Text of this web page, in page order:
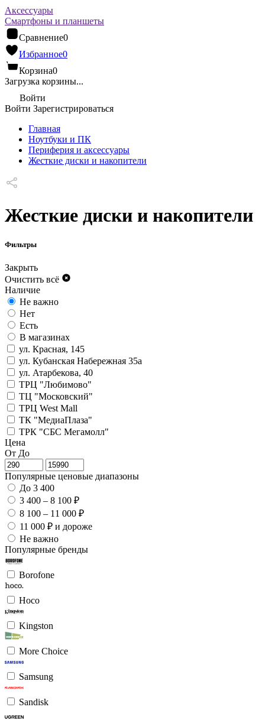
Аксессуары
Смартфоны и планшеты
Сравнение0
Избранное0
Корзина0
Загрузка корзины...
Войти
Войти Зарегистрироваться
Главная
Ноутбуки и ПК
Периферия и аксессуары
Жесткие диски и накопители
Жесткие диски и накопители
Фильтры
Закрыть
Очистить всё
Наличие
Не важно
Нет
Есть
В магазинах
ул. Красная, 145
ул. Кубанская Набережная 35а
ул. Атарбекова, 40
ТРЦ "Любимово"
ТЦ "Московский"
ТРЦ West Mall
ТК "МедиаПлаза"
ТРК "СБС Мегамолл"
Цена
От До
Популярные ценовые диапазоны
До 3 400
3 400 – 8 100 ₽
8 100 – 11 000 ₽
11 000 ₽ и дороже
Не важно
Популярные бренды
Borofone
Hoco
Kingston
More Choice
Samsung
Sandisk